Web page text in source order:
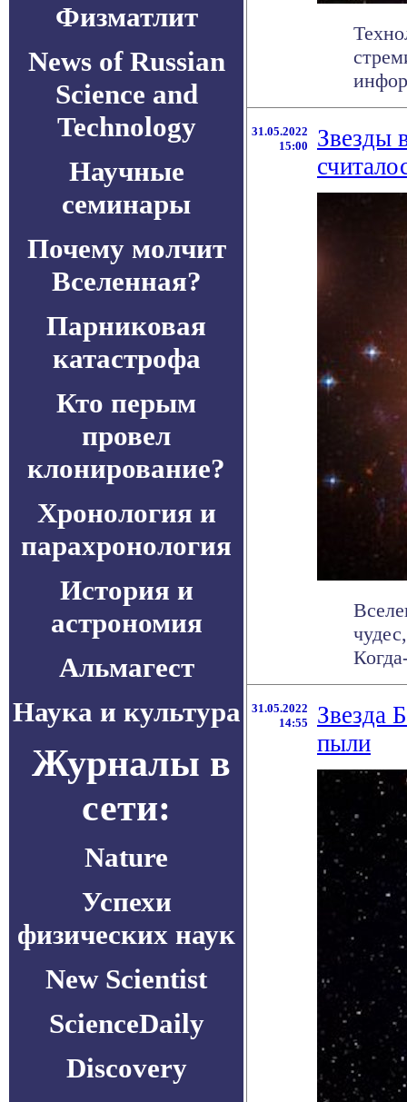
Физматлит
News of Russian
Science and
Technology
Научные
семинары
Почему молчит
Вселенная?
Парниковая
катастрофа
Кто перым
провел
клонирование?
Хронология и
парахронология
История и
астрономия
Альмагест
Наука и культура
Журналы в
сети:
Nature
Успехи
физических наук
New Scientist
ScienceDaily
Discovery
31.05.2022
15:00
Звезды
31.05.2022
14:55
Звезда
пыли